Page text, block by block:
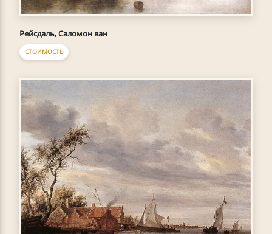
Рейсдаль, Саломон ван
СТОИМОСТЬ